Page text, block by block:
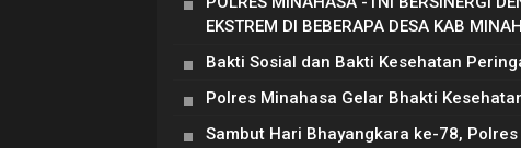
EKSTREM DI BEBERAPA DESA KAB
Bakti Sosial dan Bakti Kesehatan
Polres Minahasa Gelar Bhakti
Sambut Hari Bhayangkara ke-78,